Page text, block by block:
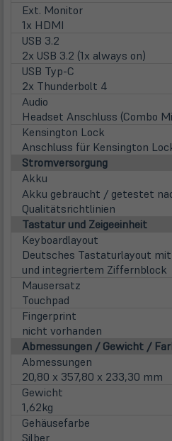
Ext. Monitor
1x HDMI
USB 3.2
2x USB 3.2 (1x always on)
USB Typ-C
2x Thunderbolt 4
Audio
Headset Anschluss (Combo
Kensington Lock
Anschluss für Kensington
Stromversorgung
Akku
Akku gebraucht / getestet
Qualitätsrichtlinien
Tastatur und Zeigeeinheit
Keyboardlayout
Deutsches Tastaturlayout
und integriertem Ziffernblock
Mausersatz
Touchpad
Fingerprint
nicht vorhanden
Abmessungen / Gewicht /
Abmessungen
20,80 x 357,80 x 233,30 mm
Gewicht
1,62kg
Gehäusefarbe
Silber